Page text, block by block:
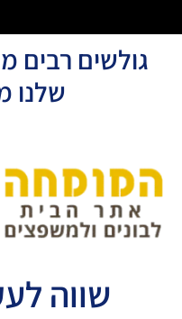
גולשים רבים
שלנו
שווה